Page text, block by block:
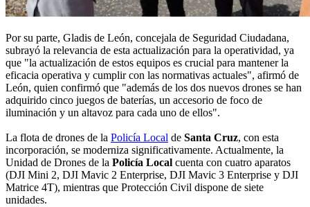
Por su parte, Gladis de León, concejala de Seguridad Ciudadana,
subrayó la relevancia de esta actualización para la operatividad, ya
que "la actualización de estos equipos es crucial para mantener la
eficacia operativa y cumplir con las normativas actuales", afirmó de
León, quien confirmó que "además de los dos nuevos drones se han
adquirido cinco juegos de baterías, un accesorio de foco de
iluminación y un altavoz para cada uno de ellos".
La flota de drones de la Policía Local de Santa Cruz, con esta
incorporación, se moderniza significativamente. Actualmente, la
Unidad de Drones de la Policía Local cuenta con cuatro aparatos
(DJI Mini 2, DJI Mavic 2 Enterprise, DJI Mavic 3 Enterprise y DJI
Matrice 4T), mientras que Protección Civil dispone de siete
unidades.